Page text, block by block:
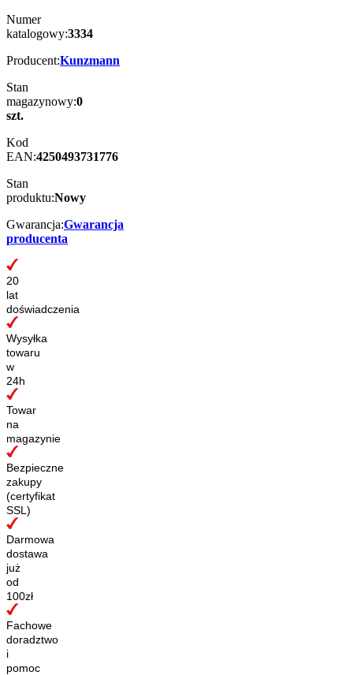
Numer
katalogowy:3334
Producent:Kunzmann
Stan
magazynowy:0
szt.
Kod
EAN:4250493731776
Stan
produktu:Nowy
Gwarancja:Gwarancja
producenta
20
lat
doświadczenia
Wysyłka
towaru
w
24h
Towar
na
magazynie
Bezpieczne
zakupy
(certyfikat
SSL)
Darmowa
dostawa
już
od
100zł
Fachowe
doradztwo
i
pomoc